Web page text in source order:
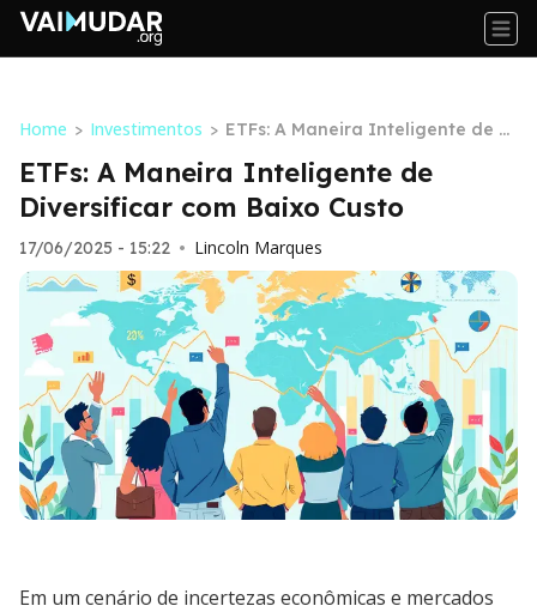
Home > Investimentos > ETFs: A Maneira Inteligente de Di
versificar com Baixo Custo
ETFs: A Maneira Inteligente de
Diversificar com Baixo Custo
17/06/2025 - 15:22 • Lincoln Marques
Em um cenário de incertezas econômicas e mercados